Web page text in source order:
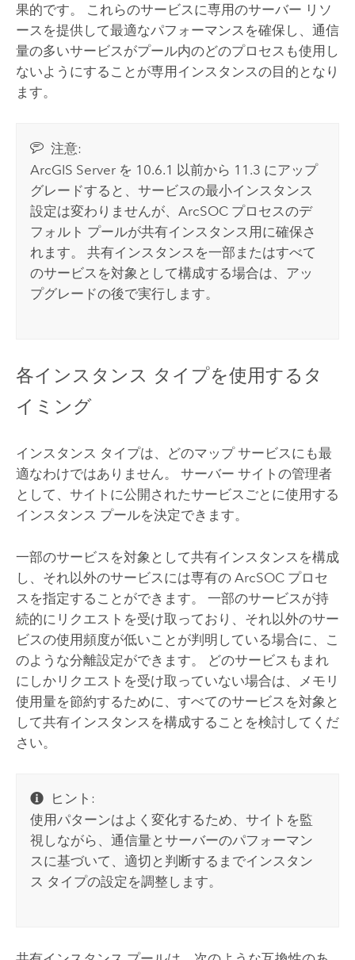
果的です。 これらのサービスに専用のサーバー リソ
ースを提供して最適なパフォーマンスを確保し、通信
量の多いサービスがプール内のどのプロセスも使用し
ないようにすることが専用インスタンスの目的となり
ます。
注意:
ArcGIS Server を 10.6.1 以前から 11.3 にアップ
グレードすると、サービスの最小インスタンス
設定は変わりませんが、ArcSOC プロセスのデ
フォルト プールが共有インスタンス用に確保さ
れます。 共有インスタンスを一部またはすべて
のサービスを対象として構成する場合は、アッ
プグレードの後で実行します。
各インスタンス タイプを使用するタ
イミング
インスタンス タイプは、どのマップ サービスにも最
適なわけではありません。 サーバー サイトの管理者
として、サイトに公開されたサービスごとに使用する
インスタンス プールを決定できます。
一部のサービスを対象として共有インスタンスを構成
し、それ以外のサービスには専有の ArcSOC プロセ
スを指定することができます。 一部のサービスが持
続的にリクエストを受け取っており、それ以外のサー
ビスの使用頻度が低いことが判明している場合に、こ
のような分離設定ができます。 どのサービスもまれ
にしかリクエストを受け取っていない場合は、メモリ
使用量を節約するために、すべてのサービスを対象と
して共有インスタンスを構成することを検討してくだ
さい。
ヒント:
使用パターンはよく変化するため、サイトを監
視しながら、通信量とサーバーのパフォーマン
スに基づいて、適切と判断するまでインスタン
ス タイプの設定を調整します。